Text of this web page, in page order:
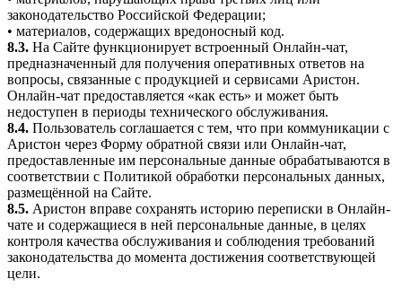
законодательство Российской Федерации;
• материалов, содержащих вредоносный код.
8.3. На Сайте функционирует встроенный Онлайн-чат,
предназначенный для получения оперативных ответов на
вопросы, связанные с продукцией и сервисами Аристон.
Онлайн-чат предоставляется «как есть» и может быть
недоступен в периоды технического обслуживания.
8.4. Пользователь соглашается с тем, что при коммуникации с
Аристон через Форму обратной связи или Онлайн-чат,
предоставленные им персональные данные обрабатываются в
соответствии с Политикой обработки персональных данных,
размещённой на Сайте.
8.5. Аристон вправе сохранять историю переписки в Онлайн-
чате и содержащиеся в ней персональные данные, в целях
контроля качества обслуживания и соблюдения требований
законодательства до момента достижения соответствующей
цели.